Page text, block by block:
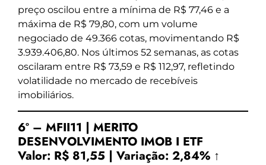
preço oscilou entre a mínima de R$ 77,46 e a
máxima de R$ 79,80, com um volume
negociado de 49.366 cotas, movimentando R$
3.939.406,80. Nos últimos 52 semanas, as cotas
oscilaram entre R$ 73,59 e R$ 112,97, refletindo
volatilidade no mercado de recebíveis
imobiliários.
6º – MFII11 | MERITO
DESENVOLVIMENTO IMOB I ETF
Valor: R$ 81,55 | Variação: 2,84% ↑